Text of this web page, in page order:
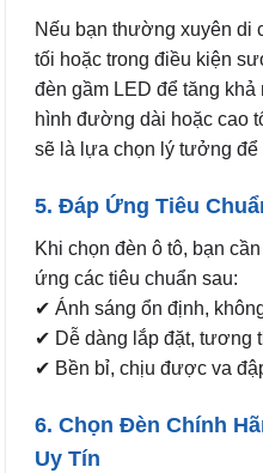
Nếu bạn thường xuyên di
tối hoặc trong điều kiện
đèn gầm LED để tăng
hình đường dài hoặc cao
sẽ là lựa chọn lý tưởng
5. Đáp Ứng Tiêu
Khi chọn đèn ô tô, bạn
ứng các tiêu chuẩn sau:
✔ Ánh sáng ổn định,
✔ Dễ dàng lắp đặt, tương
✔ Bền bỉ, chịu được va
6. Chọn Đèn Chính
Uy Tín